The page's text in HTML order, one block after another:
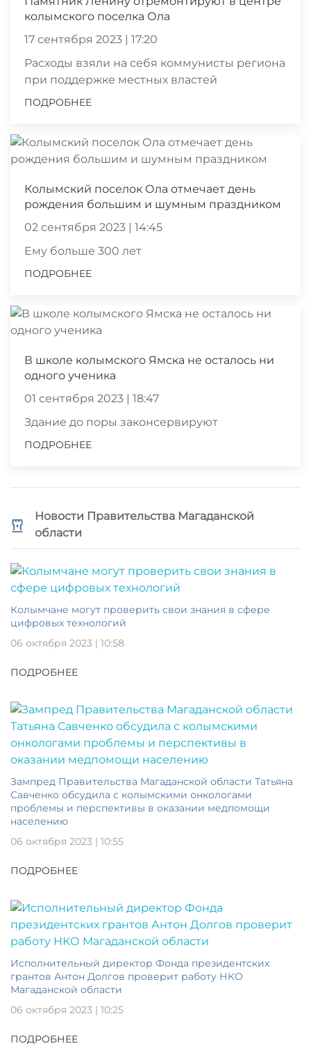
колымского поселка Ола
17 сентября 2023 | 17:20
Расходы взяли на себя коммунисты региона
при поддержке местных властей
ПОДРОБНЕЕ
Колымский поселок Ола отмечает день
рождения большим и шумным праздником
02 сентября 2023 | 14:45
Ему больше 300 лет
ПОДРОБНЕЕ
В школе колымского Ямска не осталось ни
одного ученика
01 сентября 2023 | 18:47
Здание до поры законсервируют
ПОДРОБНЕЕ
Новости Правительства Магаданской
области
Колымчане могут проверить свои знания в сфере
цифровых технологий
06 октября 2023 | 10:58
ПОДРОБНЕЕ
Зампред Правительства Магаданской области Татьяна
Савченко обсудила с колымскими онкологами
проблемы и перспективы в оказании медпомощи
населению
06 октября 2023 | 10:55
ПОДРОБНЕЕ
Исполнительный директор Фонда президентских
грантов Антон Долгов проверит работу НКО
Магаданской области
06 октября 2023 | 10:25
ПОДРОБНЕЕ